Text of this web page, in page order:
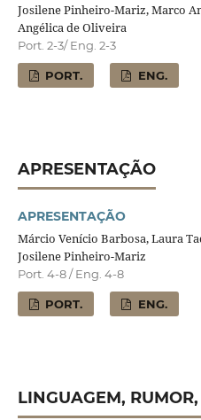
Josilene Pinheiro-Mariz, Marco
Angélica de Oliveira
Port. 2-3/ Eng. 2-3
PORT. ENG.
APRESENTAÇÃO
APRESENTAÇÃO
Márcio Venício Barbosa, Laura
Josilene Pinheiro-Mariz
Port. 4-8 / Eng. 4-8
PORT. ENG.
LINGUAGEM,